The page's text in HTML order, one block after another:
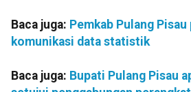
Baca juga: Pemkab Pulang
komunikasi data statistik
Baca juga: Bupati Pulang Pisau